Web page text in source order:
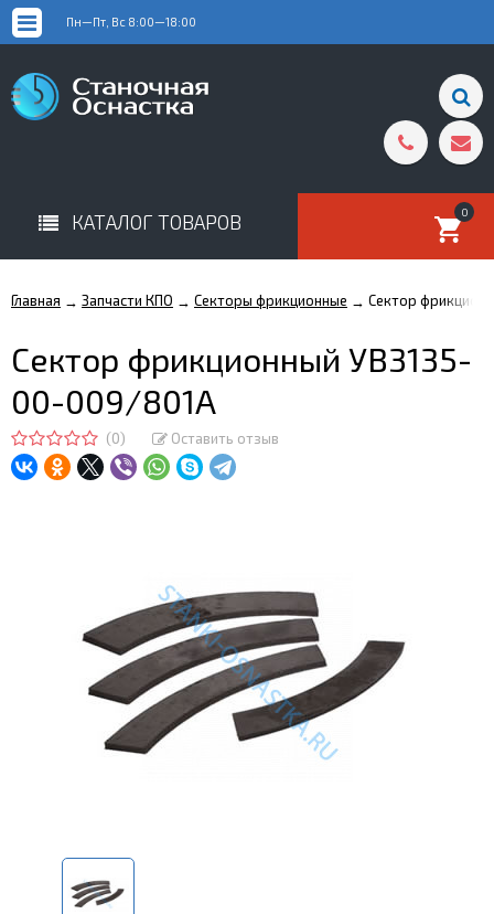
Пн—Пт, Вс 8:00—18:00
КАТАЛОГ ТОВАРОВ 0
Главная → Запчасти КПО → Секторы фрикционные → Сектор
Сектор фрикционный УВ3135-
00-009/801А
(0) Оставить отзыв